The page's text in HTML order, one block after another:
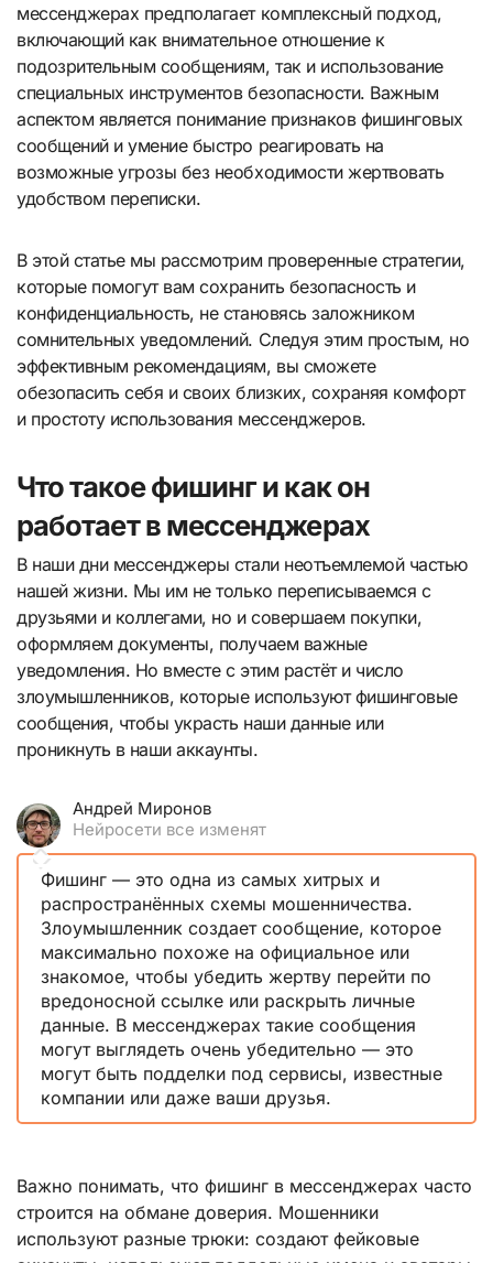
мессенджерах предполагает комплексный подход,
включающий как внимательное отношение к
подозрительным сообщениям, так и использование
специальных инструментов безопасности. Важным
аспектом является понимание признаков фишинговых
сообщений и умение быстро реагировать на
возможные угрозы без необходимости жертвовать
удобством переписки.
В этой статье мы рассмотрим проверенные стратегии,
которые помогут вам сохранить безопасность и
конфиденциальность, не становясь заложником
сомнительных уведомлений. Следуя этим простым, но
эффективным рекомендациям, вы сможете
обезопасить себя и своих близких, сохраняя комфорт
и простоту использования мессенджеров.
Что такое фишинг и как он
работает в мессенджерах
В наши дни мессенджеры стали неотъемлемой частью
нашей жизни. Мы им не только переписываемся с
друзьями и коллегами, но и совершаем покупки,
оформляем документы, получаем важные
уведомления. Но вместе с этим растёт и число
злоумышленников, которые используют фишинговые
сообщения, чтобы украсть наши данные или
проникнуть в наши аккаунты.
Андрей Миронов
Нейросети все изменят
Фишинг — это одна из самых хитрых и
распространённых схемы мошенничества.
Злоумышленник создает сообщение, которое
максимально похоже на официальное или
знакомое, чтобы убедить жертву перейти по
вредоносной ссылке или раскрыть личные
данные. В мессенджерах такие сообщения
могут выглядеть очень убедительно — это
могут быть подделки под сервисы, известные
компании или даже ваши друзья.
Важно понимать, что фишинг в мессенджерах часто
строится на обмане доверия. Мошенники
используют разные трюки: создают фейковые